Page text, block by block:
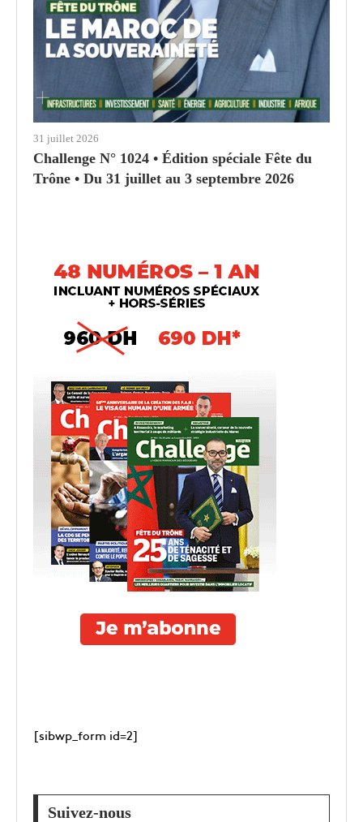
31 juillet 2026
Challenge N° 1024 • Édition spéciale Fête du
Trône • Du 31 juillet au 3 septembre 2026
[sibwp_form id=2]
Suivez-nous